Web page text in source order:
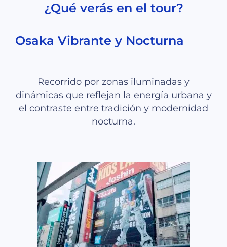
¿Qué verás en el tour?
Osaka Vibrante y Nocturna
Recorrido por zonas iluminadas y
dinámicas que reflejan la energía urbana y
el contraste entre tradición y modernidad
nocturna.